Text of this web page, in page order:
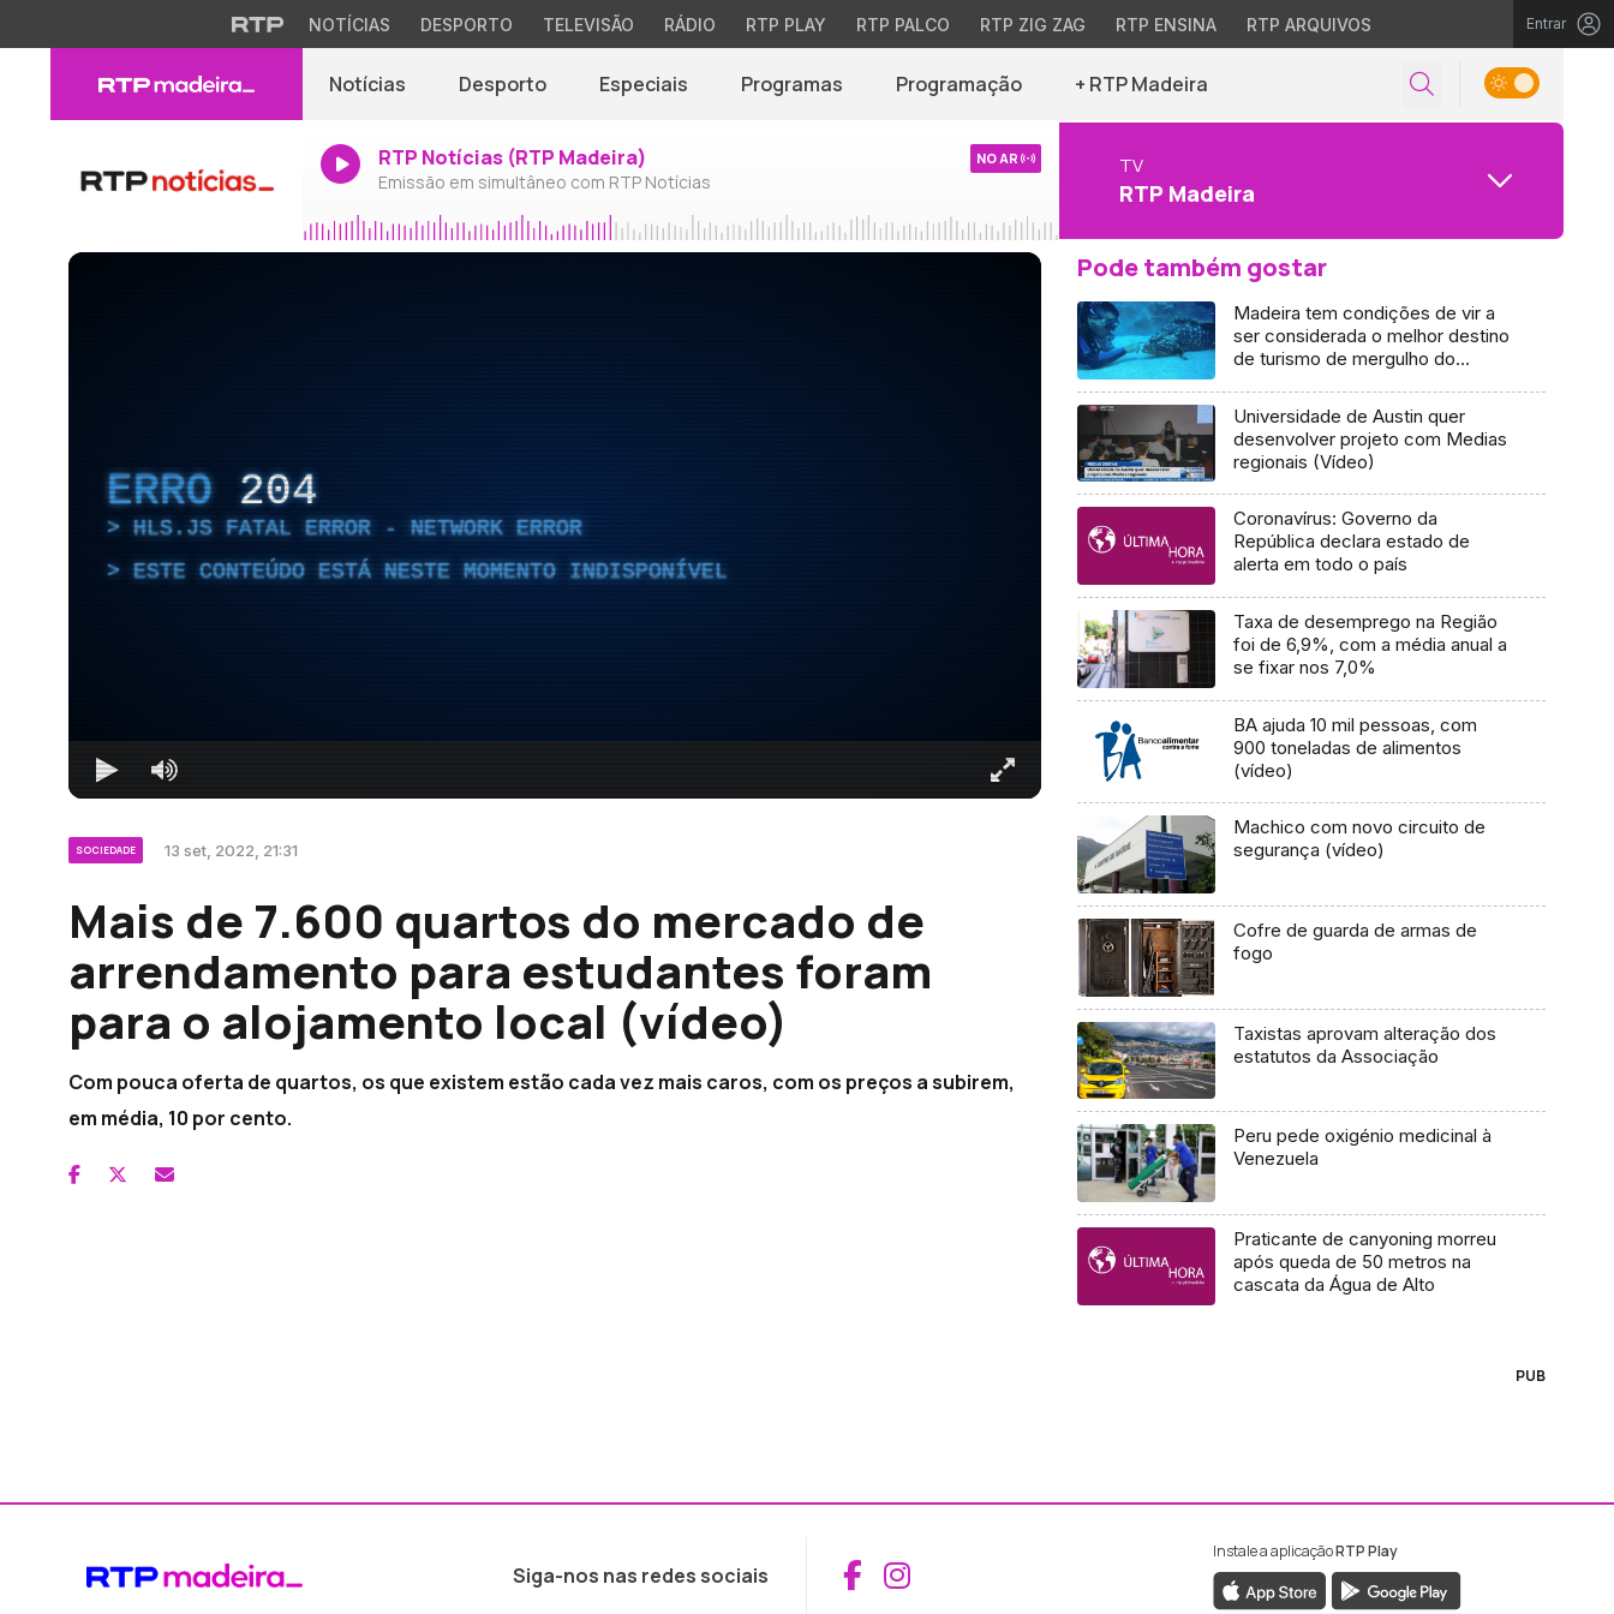
NOTÍCIAS DESPORTO TELEVISÃO RÁDIO RTP PLAY RTP PALCO RTP ZIG ZAG RTP ENSINA RTP ARQUIVOS Entrar
Notícias Desporto Especiais Programas Programação + RTP Madeira
RTP Notícias (RTP Madeira)
Emissão em simultâneo com RTP Notícias
NO AR TV
RTP Madeira
ERRO 204
HLS.JS FATAL ERROR - NETWORK ERROR
ESTE CONTEÚDO ESTÁ NESTE MOMENTO INDISPONÍVEL
SOCIEDADE 13 set, 2022, 21:31
Mais de 7.600 quartos do mercado de
arrendamento para estudantes foram
para o alojamento local (vídeo)
Com pouca oferta de quartos, os que existem estão cada vez mais caros, com os preços a subirem,
em média, 10 por cento.
Pode também gostar
Madeira tem condições de vir a
ser considerada o melhor destino
de turismo de mergulho do
Universidade de Austin quer
desenvolver projeto com Medias
regionais (Vídeo)
Coronavírus: Governo da
República declara estado de
alerta em todo o país
Taxa de desemprego na Região
foi de 6,9%, com a média anual a
se fixar nos 7,0%
BA ajuda 10 mil pessoas, com
900 toneladas de alimentos
(vídeo)
Machico com novo circuito de
segurança (vídeo)
Cofre de guarda de armas de
fogo
Taxistas aprovam alteração dos
estatutos da Associação
Peru pede oxigénio medicinal à
Venezuela
Praticante de canyoning morreu
após queda de 50 metros na
cascata da Água de Alto
PUB
Siga-nos nas redes sociais Aceder ao Facebook da RTP Madeira
Aceder ao Instagram da RTP Madeira
Instale a aplicaçãoRTP Play